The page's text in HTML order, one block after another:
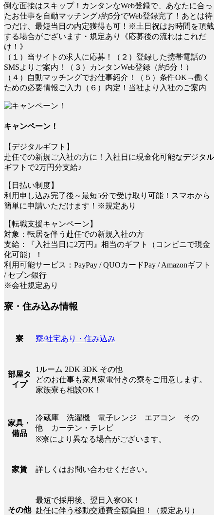
倒な面接はスキップ！カンタンなWeb登録で、あなたに合っ
たお仕事を自動マッチング♪約5分でWeb登録完了！あとは待
つだけ、最短当日の内定獲得も可！※土日祝はお時間を頂戴
する場合がございます・規定あり《応募後の流れはこれだ
け！》
（１）当サイトの求人に応募！（２）登録した携帯電話の
SMSよりご案内！（３）カンタンWeb登録（約5分！）
（４）自動マッチングでお仕事紹介！（５）条件OK→働く
ための必要情報ご入力（６）内定！当社より入社のご案内
キャンペーン！
【デジタルギフト】
赴任での新規ご入社の方に！入社日に現金化可能なデジタル
ギフトで2万円分支給♪
【日払い制度】
利用申し込み完了後～最短5分で受け取り可能！スマホから
簡単に申請いただけます！※規定あり
【転職支援キャンペーン】
対象：転居を伴う赴任での新規入社の方
支給：『入社当日に2万円』相当のギフト（コンビニで現金
化可能）！
利用可能サービス：PayPay / QUOカードPay / Amazonギフト
/ セブン銀行
※会社規定あり
寮・住み込み情報
寮 寮/社宅あり・住み込み
部屋タ
イプ
1ルーム 2DK 3DK その他
どのお仕事も家具家電付きの寮をご用意します。
家族寮も相談OK！
家具・
備品
冷蔵庫 洗濯機 電子レンジ エアコン その
他 カーテン・テレビ
※寮により異なる場合がございます。
家賃 詳しくはお問い合わせください。
その他
最短で採用後、翌日入寮OK！
赴任に伴う移動交通費全額負担！（規定あり）